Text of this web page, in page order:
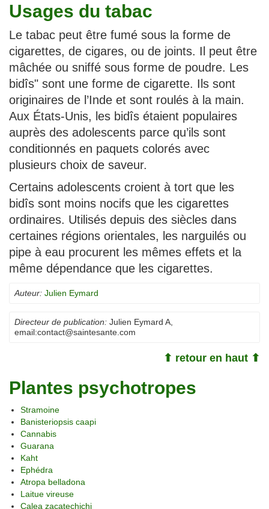
Usages du tabac
Le tabac peut être fumé sous la forme de
cigarettes, de cigares, ou de joints. Il peut être
mâchée ou sniffé sous forme de poudre. Les
bidîs" sont une forme de cigarette. Ils sont
originaires de l’Inde et sont roulés à la main.
Aux États-Unis, les bidîs étaient populaires
auprès des adolescents parce qu’ils sont
conditionnés en paquets colorés avec
plusieurs choix de saveur.
Certains adolescents croient à tort que les
bidîs sont moins nocifs que les cigarettes
ordinaires. Utilisés depuis des siècles dans
certaines régions orientales, les narguilés ou
pipe à eau procurent les mêmes effets et la
même dépendance que les cigarettes.
Auteur: Julien Eymard
Directeur de publication: Julien Eymard A
email:contact@saintesante.com
⬆ retour en haut ⬆
Plantes psychotropes
Stramoine
Banisteriopsis caapi
Cannabis
Guarana
Kaht
Ephédra
Atropa belladona
Laitue vireuse
Calea zacatechichi